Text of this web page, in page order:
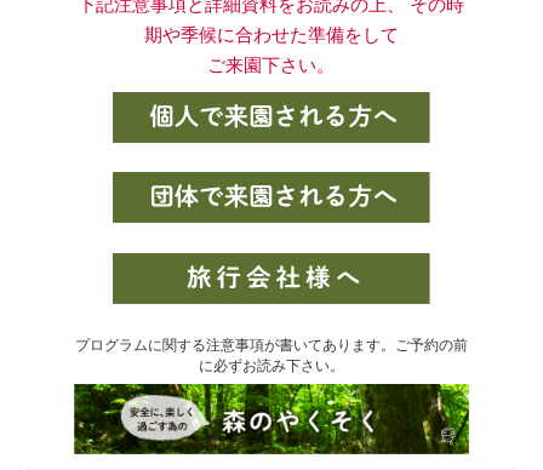
下記注意事項と詳細資料をお読みの上、 その時
期や季候に合わせた準備をして
ご来園下さい。
プログラムに関する注意事項が書いてあります。ご予約の前
に必ずお読み下さい。